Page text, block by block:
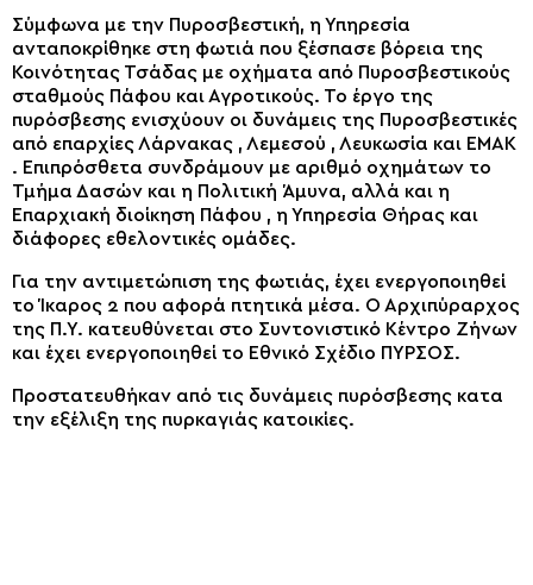
Σύμφωνα με την Πυροσβεστική, η Υπηρεσία
ανταποκρίθηκε στη φωτιά που ξέσπασε βόρεια της
Κοινότητας Τσάδας με οχήματα από Πυροσβεστικούς
σταθμούς Πάφου και Αγροτικούς. Το έργο της
πυρόσβεσης ενισχύουν οι δυνάμεις της Πυροσβεστικές
από επαρχίες Λάρνακας , Λεμεσού , Λευκωσία και ΕΜΑΚ
. Επιπρόσθετα συνδράμουν με αριθμό οχημάτων το
Τμήμα Δασών και η Πολιτική Άμυνα, αλλά και η
Επαρχιακή διοίκηση Πάφου , η Υπηρεσία Θήρας και
διάφορες εθελοντικές ομάδες.
Για την αντιμετώπιση της φωτιάς, έχει ενεργοποιηθεί
το Ίκαρος 2 που αφορά πτητικά μέσα. Ο Αρχιπύραρχος
της Π.Υ. κατευθύνεται στο Συντονιστικό Κέντρο Ζήνων
και έχει ενεργοποιηθεί το Εθνικό Σχέδιο ΠΥΡΣΟΣ.
Προστατευθήκαν από τις δυνάμεις πυρόσβεσης κατα
την εξέλιξη της πυρκαγιάς κατοικίες.